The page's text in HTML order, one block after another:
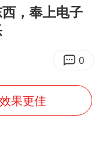
上门女婿出轨女邻居多年被判重婚罪
口对准中国记者
师减少13.19万
，奉上电子
0
果更佳